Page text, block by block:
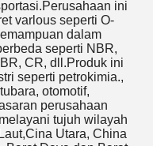
ini
varlous seperti O-
dalam
seperti NBR,
CR, dll.Produk ini
seperti petrokimia.,
otomotif,
perusahaan
tujuh wilayah
Utara, China